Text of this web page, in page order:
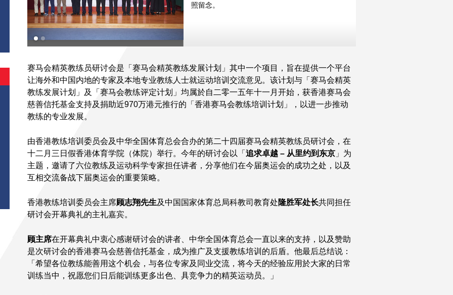
照留念。
赛马会精英教练员研讨会是「赛马会精英教练发展计划」其中一个项目，旨在提供一个平台
让海外和中国内地的专家及本地专业教练人士就运动培训交流意见。该计划与「赛马会精英
教练发展计划」及「赛马会教练评定计划」均属於自二零一五年十一月开始，获香港赛马会
慈善信托基金支持及捐助近970万港元推行的「香港赛马会教练培训计划」，以进一步推动
教练的专业发展。
由香港教练培训委员会及中华全国体育总会合办的第二十四届赛马会精英教练员研讨会，在
十二月三日假香港体育学院（体院）举行。今年的研讨会以「追求卓越 – 从里约到东京 」为
主题，邀请了六位教练及运动科学专家担任讲者，分享他们在今届奥运会的成功之处，以及
互相交流备战下届奥运会的重要策略。
香港教练培训委员会主席顾志翔先生及中国国家体育总局科教司教育处隆胜军处长共同担任
研讨会开幕典礼的主礼嘉宾。
顾主席在开幕典礼中衷心感谢研讨会的讲者、中华全国体育总会一直以来的支持，以及赞助
是次研讨会的香港赛马会慈善信托基金，成为推广及支援教练培训的后盾。他最后总结说：
「希望各位教练能善用这个机会，与各位专家及同业交流，将今天的经验应用於大家的日常
训练当中，祝愿您们日后能训练更多出色、具竞争力的精英运动员。」